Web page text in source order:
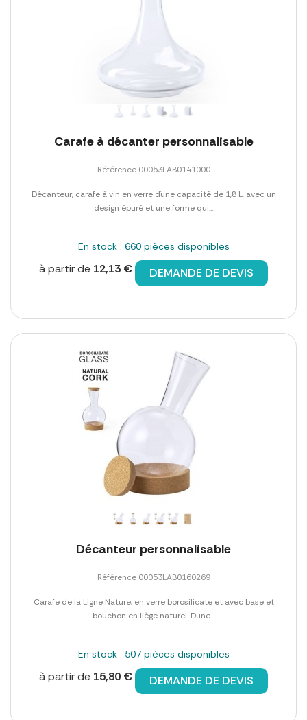
Carafe à décanter personnalisable
Référence 00053LAB0141000
Décanteur, carafe à vin en verre d´une capacité de 1,8 L, avec un
design épuré et une forme qui...
En stock : 660 pièces disponibles
à partir de 12,13 € DEMANDE DE DEVIS
Décanteur personnalisable
Référence 00053LAB0160269
Carafe de la Ligne Nature, en verre borosilicate et avec base et
bouchon en liège naturel. Dune...
En stock : 507 pièces disponibles
à partir de 15,80 € DEMANDE DE DEVIS